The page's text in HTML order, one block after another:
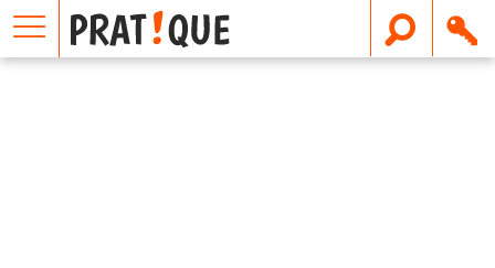
E
m
a